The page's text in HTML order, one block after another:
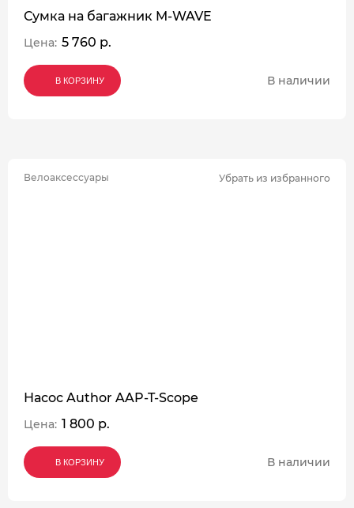
Сумка на багажник M-WAVE
Цена: 5 760 р.
В КОРЗИНУ
В КОРЗИНУ
В КОРЗИНУ В наличии
Велоаксессуары Убрать из избранного
Насос Author AAP-T-Scope
Цена: 1 800 р.
В КОРЗИНУ
В КОРЗИНУ
В КОРЗИНУ В наличии